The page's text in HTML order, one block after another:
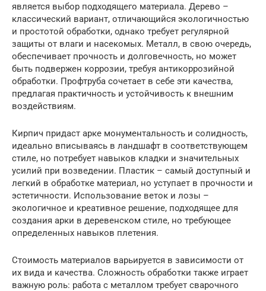
является выбор подходящего материала. Дерево –
классический вариант, отличающийся экологичностью
и простотой обработки, однако требует регулярной
защиты от влаги и насекомых. Металл, в свою очередь,
обеспечивает прочность и долговечность, но может
быть подвержен коррозии, требуя антикоррозийной
обработки. Профтруба сочетает в себе эти качества,
предлагая практичность и устойчивость к внешним
воздействиям.
Кирпич придаст арке монументальность и солидность,
идеально вписываясь в ландшафт в соответствующем
стиле, но потребует навыков кладки и значительных
усилий при возведении. Пластик – самый доступный и
легкий в обработке материал, но уступает в прочности и
эстетичности. Использование веток и лозы –
экологичное и креативное решение, подходящее для
создания арки в деревенском стиле, но требующее
определенных навыков плетения.
Стоимость материалов варьируется в зависимости от
их вида и качества. Сложность обработки также играет
важную роль: работа с металлом требует сварочного